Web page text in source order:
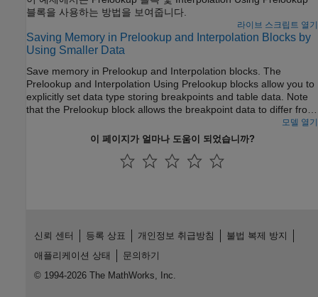
블록을 사용하는 방법을 보여줍니다.
라이브 스크립트 열기
Saving Memory in Prelookup and Interpolation Blocks by
Using Smaller Data
Save memory in Prelookup and Interpolation blocks. The
Prelookup and Interpolation Using Prelookup blocks allow you to
explicitly set data type storing breakpoints and table data. Note
that the Prelookup block allows the breakpoint data to differ from
the input data type, and the Interpolation Using Prelookup block
allows the table data to differ from the output data type.
모델 열기
이 페이지가 얼마나 도움이 되었습니까?
신뢰 센터 등록 상표 개인정보 취급방침
불법 복제 방지
애플리케이션 상태
문의하기
© 1994-2026 The MathWorks, Inc.